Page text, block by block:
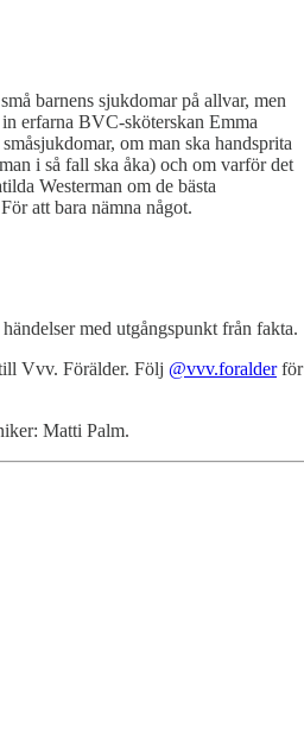
barnens sjukdomar på allvar, men
erfarna BVC-sköterskan Emma
om man ska handsprita
i så fall ska åka) och om varför det
Westerman om de bästa
att bara nämna något.
med utgångspunkt från fakta.
Vvv. Förälder. Följ @vvv.foralderför
Matti Palm.